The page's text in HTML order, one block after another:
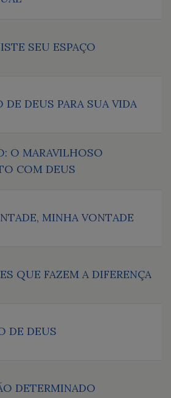
SEU ESPAÇO
DE DEUS PARA SUA VIDA
O MARAVILHOSO
COM DEUS
MINHA VONTADE
QUE FAZEM A DIFERENÇA
DE DEUS
DETERMINADO